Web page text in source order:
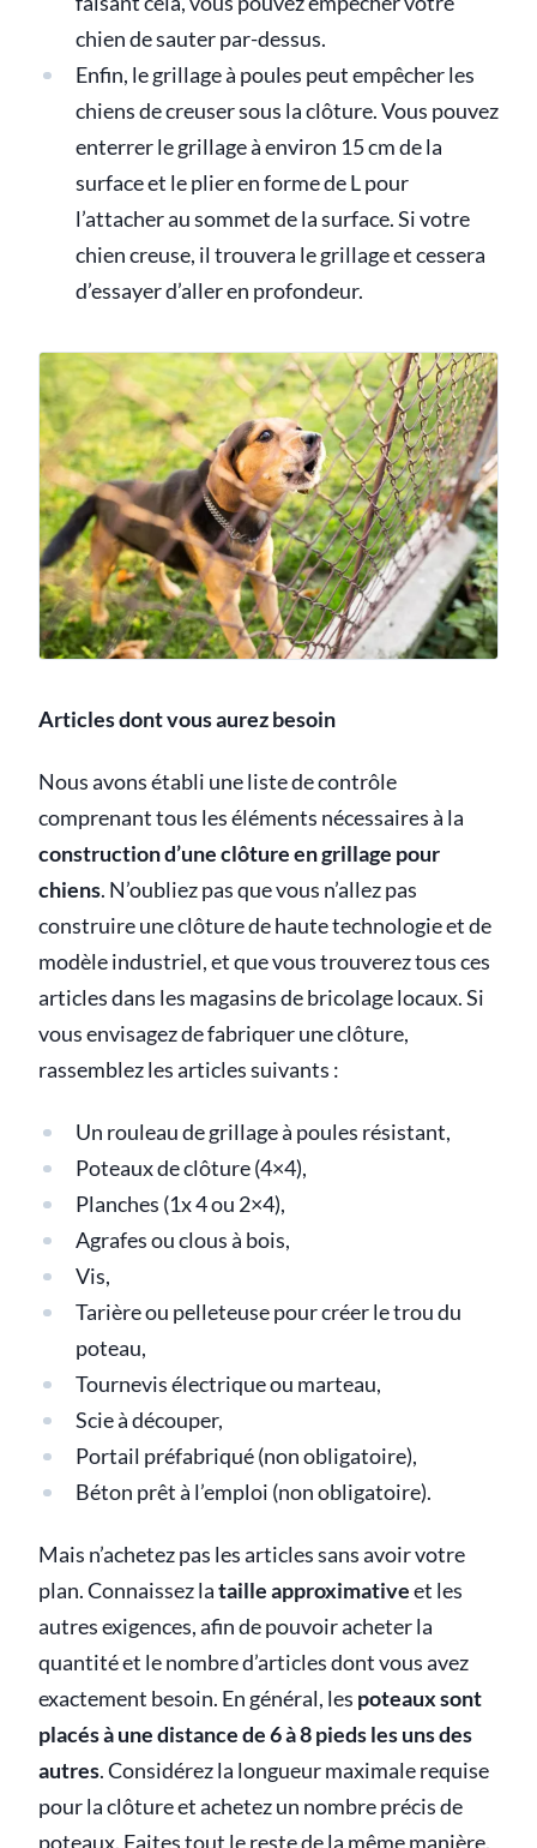
chien de sauter par-dessus.
Enfin, le grillage à poules peut empêcher les
chiens de creuser sous la clôture. Vous pouvez
enterrer le grillage à environ 15 cm de la
surface et le plier en forme de L pour
l’attacher au sommet de la surface. Si votre
chien creuse, il trouvera le grillage et cessera
d’essayer d’aller en profondeur.
Articles dont vous aurez besoin
Nous avons établi une liste de contrôle
comprenant tous les éléments nécessaires à la
construction d’une clôture en grillage pour
chiens. N’oubliez pas que vous n’allez pas
construire une clôture de haute technologie et de
modèle industriel, et que vous trouverez tous ces
articles dans les magasins de bricolage locaux. Si
vous envisagez de fabriquer une clôture,
rassemblez les articles suivants :
Un rouleau de grillage à poules résistant,
Poteaux de clôture (4×4),
Planches (1x 4 ou 2×4),
Agrafes ou clous à bois,
Vis,
Tarière ou pelleteuse pour créer le trou du
poteau,
Tournevis électrique ou marteau,
Scie à découper,
Portail préfabriqué (non obligatoire),
Béton prêt à l’emploi (non obligatoire).
Mais n’achetez pas les articles sans avoir votre
plan. Connaissez lataille approximativeet les
autres exigences, afin de pouvoir acheter la
quantité et le nombre d’articles dont vous avez
exactement besoin. En général, les poteaux sont
placés à une distance de 6 à 8 pieds les uns des
autres. Considérez la longueur maximale requise
pour la clôture et achetez un nombre précis de
poteaux. Faites tout le reste de la même manière.